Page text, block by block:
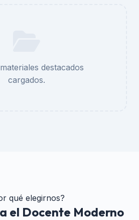
destacados
cargados.
qué elegirnos?
el Docente Moderno